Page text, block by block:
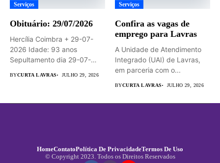
Serviços
Obituário: 29/07/2026
Hercília Coimbra + 29-07-
2026 Idade: 93 anos
Sepultamento dia 29-07-
BYCURTA LAVRAS JULHO 29, 2026
Serviços
Confira as vagas de
emprego para Lavras
A Unidade de Atendimento
Integrado (UAI) de Lavras,
em parceria com o...
BYCURTA LAVRAS JULHO 29, 2026
HomeContatoPolítica De PrivacidadeTermos De Uso
© Copyright 2023. Todos os Direitos Reservados